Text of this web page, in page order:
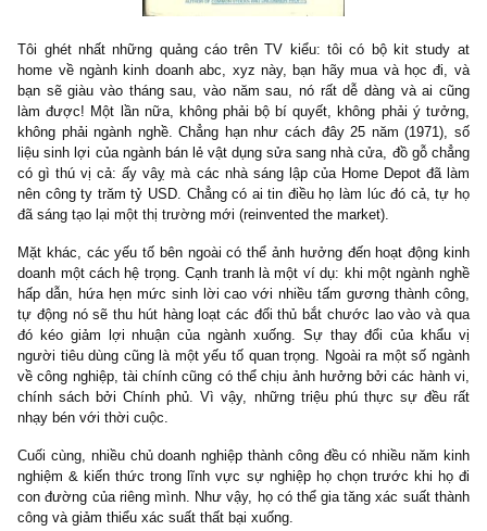
nghĩ chính xác như thế bất chấp các lằn ranh đạo đức).
Như vậy, bài học ở đây là hãy dạy con bạn cách câu cá
chính là tố chất, đức tính, bí quyết, kinh nghiệm giúp bạn thành
(*) Đừng nghĩ rằng cho chúng chút tiền mặt mỗi tháng, một
cho nó ổn định, một chiếc xe che nắng che mưa là giúp chúng sẽ
nhanh hơn và sẽ thành công trên đường đời. Đó là tư duyhoàn
sai lầm, bởi vì nó còn làm triệt tiêu đi đức tính tiết kiệm, kỷ
lập của con cái (@S.A.F.E: rất hay, Mr. Stanley dội một gáo
chí lí vào mặt các bậc phụ huynh Á Châu chúng ta).
Thống kê chúng tôi cho thấy những triệu phú mà chúng tôi
gần như >98% không một ai được chu cấp bất cứ thứ gì khi đã
thành, và họ phải gầy dựng tất cả từ đống đổ nát lên. Hơn nữa,
người triệu phú khôn ngoan nhất, sinh thành nên những người
giỏi giang, mở rộng kinh doanh và còn vượt chính họ, đã chia
chúng tôi các bí quyết mà họ dạy con mình tử tế:
– Đừng bao giờ nói với con cái mình rằng gia đình chúng ta
giầu có cho đến khi nhận tài sản thừa kế từ luật sư.
– Không cần biết bạn giầu có đến như thế nào, hãy dạy con
tính kỷ luật & tiết kiệm, nó là nền tảng cho việc tích lũy tài